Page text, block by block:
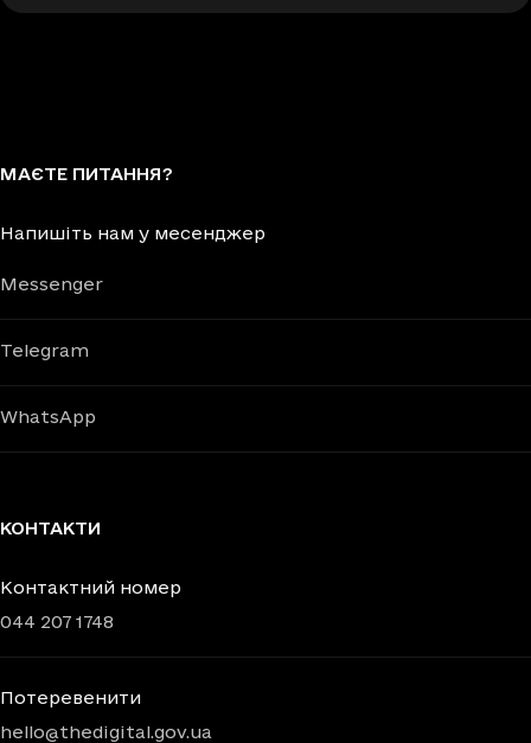
МАЄТЕ ПИТАННЯ?
Напишіть нам у месенджер
Messenger
Telegram
WhatsApp
КОНТАКТИ
Контактний номер
044 207 1748
Потеревенити
hello@thedigital.gov.ua